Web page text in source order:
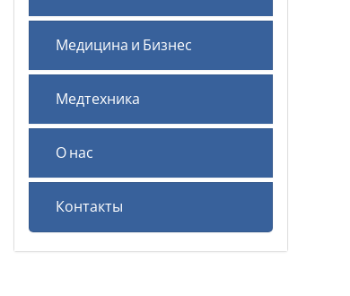
Медицина и Бизнес
Медтехника
О нас
Контакты